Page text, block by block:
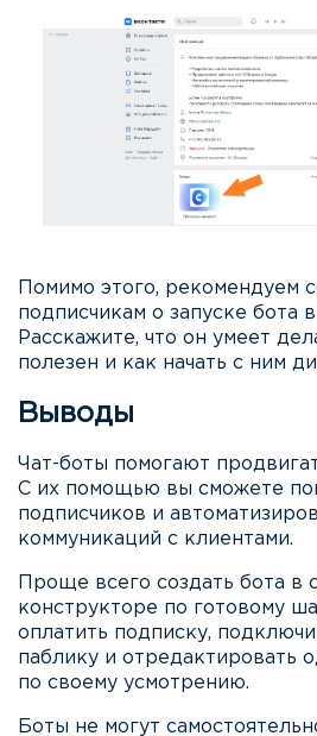
Помимо этого, рекомендуем
подписчикам о запуске бота
Расскажите, что он умеет
полезен и как начать с ним
Выводы
Чат-боты помогают
С их помощью вы сможете
подписчиков и
коммуникаций с клиентами.
Проще всего создать бота в
конструкторе по готовому
оплатить подписку,
паблику и отредактировать
по своему усмотрению.
Боты не могут